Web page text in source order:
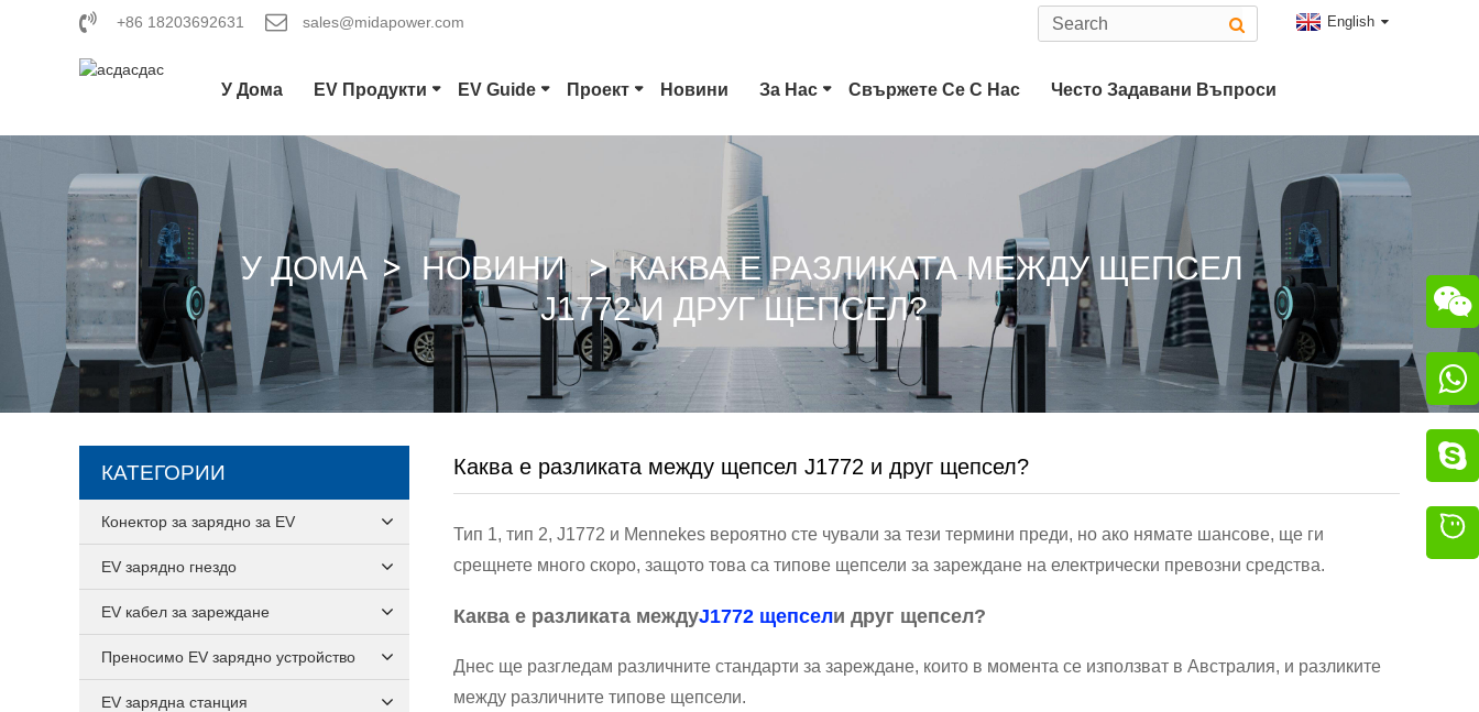
+86 18203692631 sales@midapower.com English
У Дома EV Продукти
CCS Combo 2 Plug CHAdeMO Конектор
GB/T DC Пистолет Конектор ChaoJi
EV Guide Проект Новини За Нас Свържете Се С Нас Често Задавани Въпроси
У ДОМА НОВИНИ
КАКВА Е РАЗЛИКАТА МЕЖДУ ЩЕПСЕЛ
J1772 И ДРУГ ЩЕПСЕЛ?
КАТЕГОРИИ
Конектор за зарядно за EV
EV зарядно гнездо
EV кабел за зареждане
Преносимо EV зарядно устройство
EV зарядна станция
Каква е разликата между щепсел J1772 и друг щепсел?
Тип 1, тип 2, J1772 и Mennekes вероятно сте чували за тези термини преди, но ако нямате шансове, ще ги
срещнете много скоро, защото това са типове щепсели за зареждане на електрически превозни средства.
Каква е разликата междуJ1772 щепсели друг щепсел?
Днес ще разгледам различните стандарти за зареждане, които в момента се използват в Австралия, и разликите
между различните типове щепсели.


